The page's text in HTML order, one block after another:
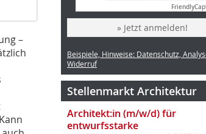
–
Friendly
» Jetzt anmelden!
Beispiele, Hinweise: Datenschutz,
Widerruf
Stellenmarkt Architektur
Architekt:in (m/w/d) für
entwurfsstarke